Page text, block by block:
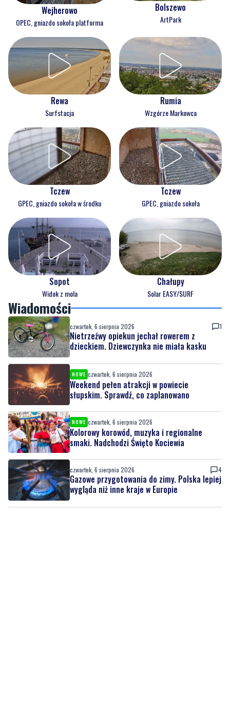
Wejherowo
OPEC, gniazdo sokoła platforma
Bolszewo
ArtPark
Rewa
Surfstacja
Rumia
Wzgórze Markowca
Tczew
GPEC, gniazdo sokoła w środku
Tczew
GPEC, gniazdo sokoła
Sopot
Widok z mola
Chałupy
Solar EASY/SURF
Wiadomości
czwartek, 6 sierpnia 2026 1
Nietrzeźwy opiekun jechał rowerem z
dzieckiem. Dziewczynka nie miała kasku
NOWE czwartek, 6 sierpnia 2026
Weekend pełen atrakcji w powiecie
słupskim. Sprawdź, co zaplanowano
NOWE czwartek, 6 sierpnia 2026
Kolorowy korowód, muzyka i regionalne
smaki. Nadchodzi Święto Kociewia
czwartek, 6 sierpnia 2026 4
Gazowe przygotowania do zimy. Polska lepiej
wygląda niż inne kraje w Europie